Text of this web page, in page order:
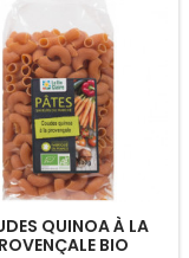
QUINOA À LA
BIO